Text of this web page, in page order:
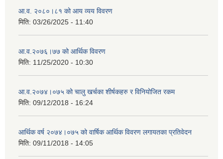
आ.व. २०८०।८१ को आय व्यय विवरण
मिति: 03/26/2025 - 11:40
आ.व.२०७६।७७ को आर्थिक विवरण
मिति: 11/25/2020 - 10:30
आ.व.२०७४।०७५ को चालु खर्चका शीर्षकहरु र विनियोजित रकम
मिति: 09/12/2018 - 16:24
आर्थिक वर्ष २०७४।०७५ को वार्षिक आर्थिक विवरण लगायतका प्रतिवेदन
मिति: 09/11/2018 - 14:05